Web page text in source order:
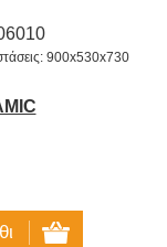
900x530x730